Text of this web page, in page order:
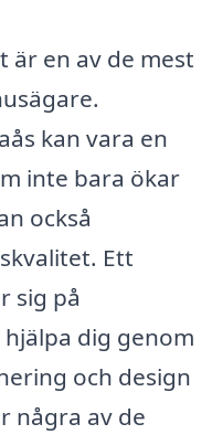
en av de mest
kan vara en
inte bara ökar
också
Ett
sig på
dig genom
och design
några av de